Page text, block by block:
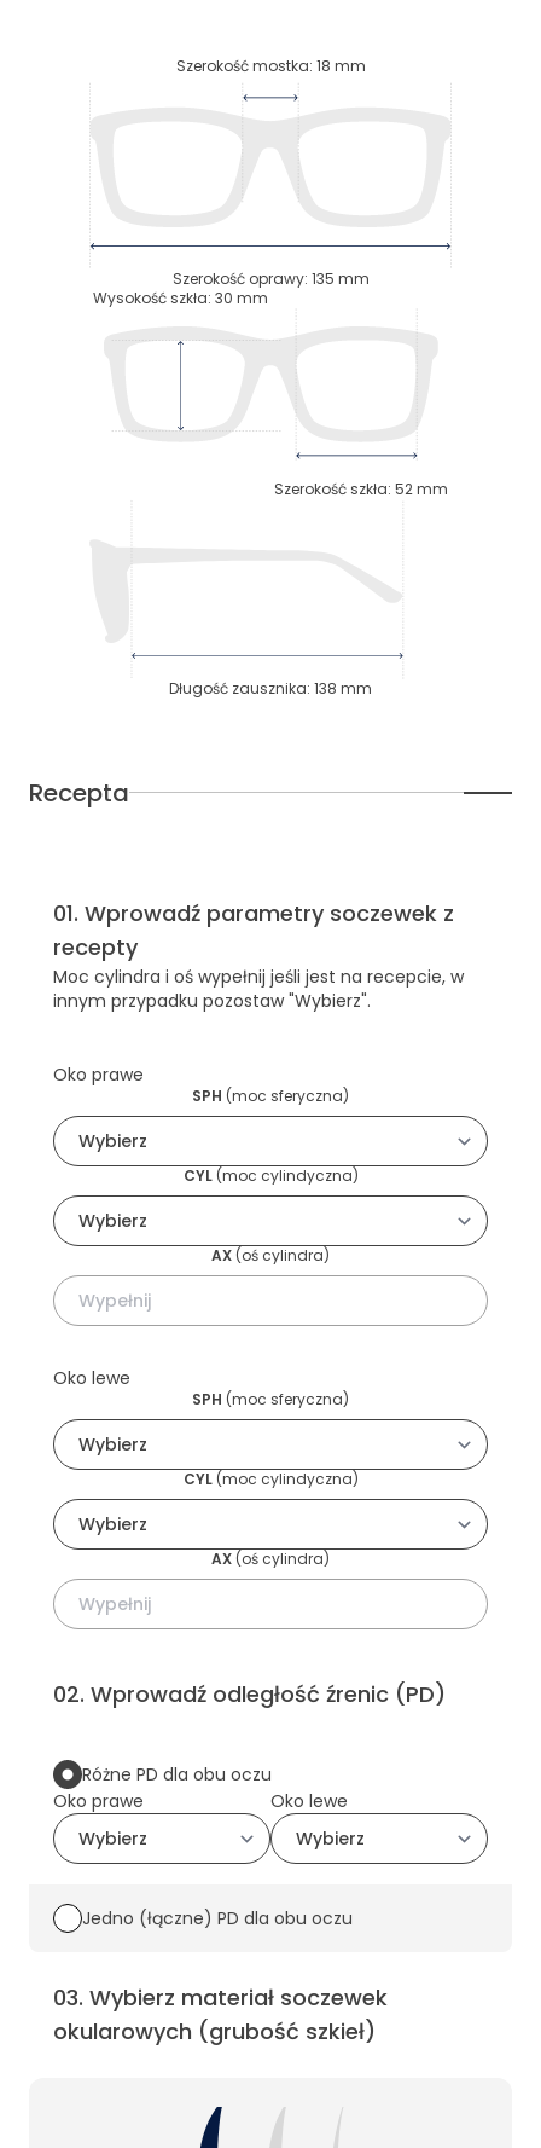
Szerokość mostka: 18 mm
Szerokość oprawy: 135 mm
Wysokość szkła: 30 mm
Szerokość szkła: 52mm
Długość zausznika: 138 mm
Recepta
01. Wprowadź parametry soczewek z
recepty
Moc cylindra i oś wypełnij jeśli jest na recepcie, w
innym przypadku pozostaw "Wybierz".
Oko prawe
SPH (moc sferyczna)
CYL(moc cylindyczna)
AX (oś cylindra)
Oko lewe
SPH (moc sferyczna)
CYL(moc cylindyczna)
AX (oś cylindra)
02. Wprowadź odległość źrenic (PD)
Różne PD dla obu oczu
Oko prawe
Oko lewe
Jedno (łączne) PD dla obu oczu
03. Wybierz materiał soczewek
okularowych (grubość szkieł)